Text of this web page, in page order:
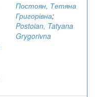
Постоян, Тетяна
Григорівна;
Postoian, Tatyana
Grygorivna